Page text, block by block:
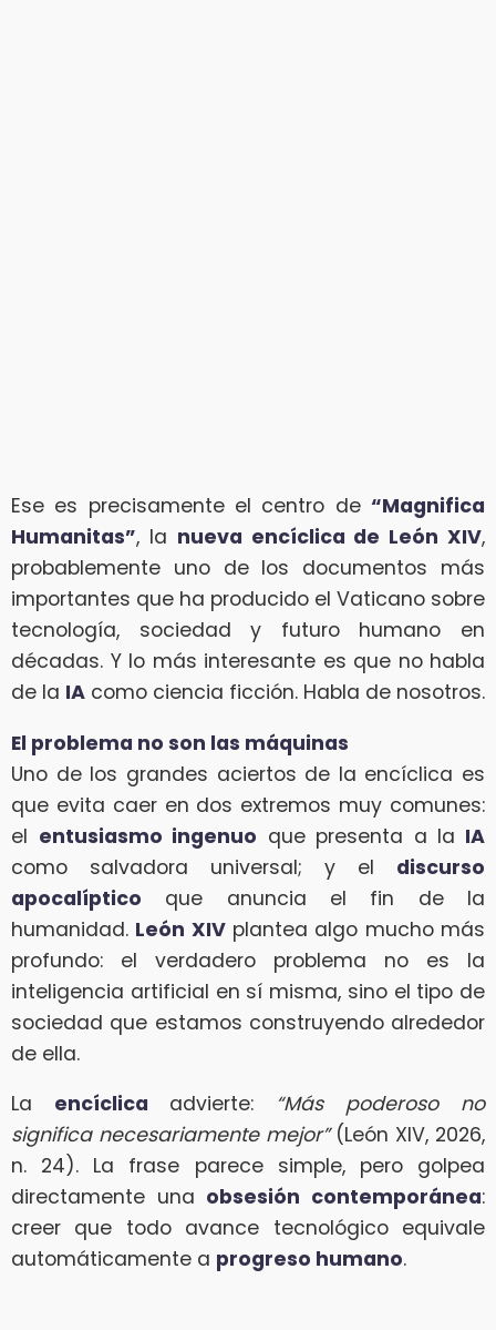
Ese es precisamente el centro de “Magnifica
Humanitas”, la nueva encíclica de León XIV,
probablemente uno de los documentos más
importantes que ha producido el Vaticano sobre
tecnología, sociedad y futuro humano en
décadas. Y lo más interesante es que no habla
de la IA como ciencia ficción. Habla de nosotros.
El problema no son las máquinas
Uno de los grandes aciertos de la encíclica es
que evita caer en dos extremos muy comunes:
el entusiasmo ingenuo que presenta a la IA
como salvadora universal; y el discurso
apocalíptico que anuncia el fin de la
humanidad. León XIVplantea algo mucho más
profundo: el verdadero problema no es la
inteligencia artificial en sí misma, sino el tipo de
sociedad que estamos construyendo alrededor
de ella.
La encíclica advierte: “Más poderoso no
significa necesariamente mejor”(León XIV, 2026,
n. 24). La frase parece simple, pero golpea
directamente una obsesión contemporánea:
creer que todo avance tecnológico equivale
automáticamente a progreso humano.